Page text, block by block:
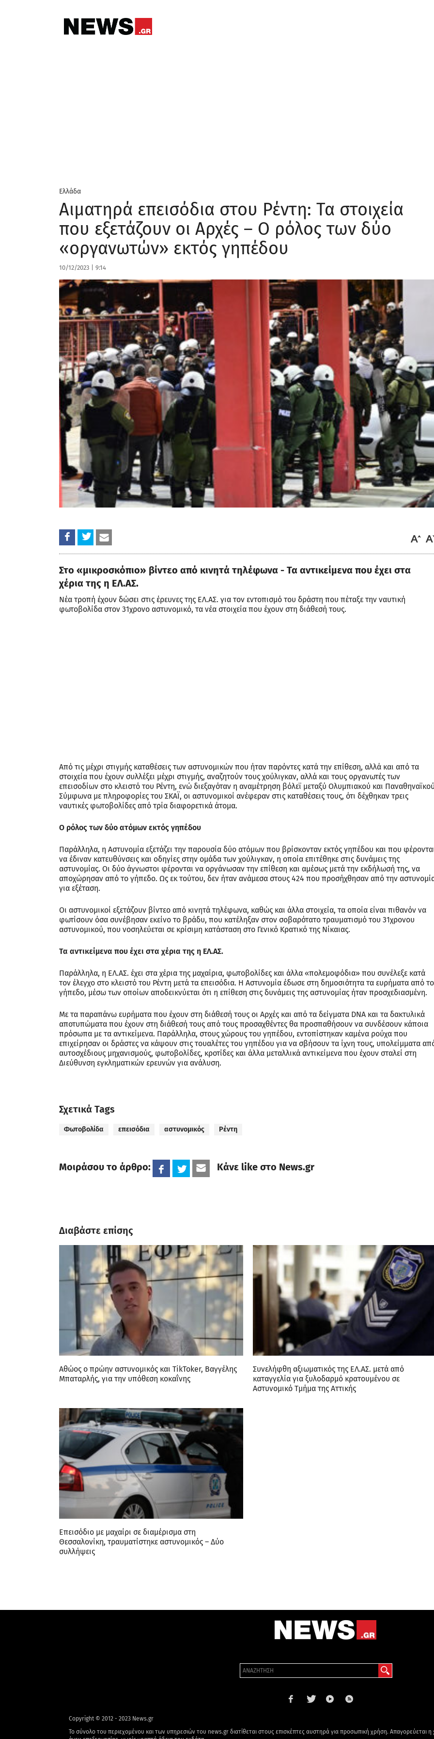
Ελλάδα
Αιματηρά επεισόδια στου Ρέντη: Τα στοιχεία
που εξετάζουν οι Αρχές – Ο ρόλος των δύο
«οργανωτών» εκτός γηπέδου
10/12/2023 9:14
Στο «μικροσκόπιο» βίντεο από κινητά τηλέφωνα - Τα αντικείμενα που έχει στα
χέρια της η ΕΛ.ΑΣ.
Νέα τροπή έχουν δώσει στις έρευνες της ΕΛ.ΑΣ. για τον εντοπισμό του δράστη που πέταξε την ναυτική
φωτοβολίδα στον 31χρονο αστυνομικό, τα νέα στοιχεία που έχουν στη διάθεσή τους.
Από τις μέχρι στιγμής καταθέσεις των αστυνομικών που ήταν παρόντες κατά την επίθεση, αλλά και από τα
στοιχεία που έχουν συλλέξει μέχρι στιγμής, αναζητούν τους χούλιγκαν, αλλά και τους οργανωτές των
επεισοδίων στο κλειστό του Ρέντη, ενώ διεξαγόταν η αναμέτρηση βόλεϊ μεταξύ Ολυμπιακού και
Σύμφωνα με πληροφορίες του ΣΚΑΪ, οι αστυνομικοί ανέφεραν στις καταθέσεις τους, ότι δέχθηκαν τρεις
ναυτικές φωτοβολίδες από τρία διαφορετικά άτομα.
Ο ρόλος των δύο ατόμων εκτός γηπέδου
Παράλληλα, η Αστυνομία εξετάζει την παρουσία δύο ατόμων που βρίσκονταν εκτός γηπέδου και που
να έδιναν κατευθύνσεις και οδηγίες στην ομάδα των χούλιγκαν, η οποία επιτέθηκε στις δυνάμεις της
αστυνομίας. Οι δύο άγνωστοι φέρονται να οργάνωσαν την επίθεση και αμέσως μετά την εκδήλωσή της, να
αποχώρησαν από το γήπεδο. Ως εκ τούτου, δεν ήταν ανάμεσα στους 424 που προσήχθησαν από την
για εξέταση.
Οι αστυνομικοί εξετάζουν βίντεο από κινητά τηλέφωνα, καθώς και άλλα στοιχεία, τα οποία είναι πιθανόν να
φωτίσουν όσα συνέβησαν εκείνο το βράδυ, που κατέληξαν στον σοβαρότατο τραυματισμό του 31χρονου
αστυνομικού, που νοσηλεύεται σε κρίσιμη κατάσταση στο Γενικό Κρατικό της Νίκαιας.
Τα αντικείμενα που έχει στα χέρια της η ΕΛ.ΑΣ.
Παράλληλα, η ΕΛ.ΑΣ. έχει στα χέρια της μαχαίρια, φωτοβολίδες και άλλα «πολεμοφόδια» που συνέλεξε κατά
τον έλεγχο στο κλειστό του Ρέντη μετά τα επεισόδια. Η Αστυνομία έδωσε στη δημοσιότητα τα ευρήματα από το
γήπεδο, μέσω των οποίων αποδεικνύεται ότι η επίθεση στις δυνάμεις της αστυνομίας ήταν προσχεδιασμένη.
Με τα παραπάνω ευρήματα που έχουν στη διάθεσή τους οι Αρχές και από τα δείγματα DNA και τα δακτυλικά
αποτυπώματα που έχουν στη διάθεσή τους από τους προσαχθέντες θα προσπαθήσουν να συνδέσουν κάποια
πρόσωπα με τα αντικείμενα. Παράλληλα, στους χώρους του γηπέδου, εντοπίστηκαν καμένα ρούχα που
επιχείρησαν οι δράστες να κάψουν στις τουαλέτες του γηπέδου για να σβήσουν τα ίχνη τους, υπολείμματα
αυτοσχέδιους μηχανισμούς, φωτοβολίδες, κροτίδες και άλλα μεταλλικά αντικείμενα που έχουν σταλεί στη
Διεύθυνση εγκληματικών ερευνών για ανάλυση.
Σχετικά Tags
Φωτοβολίδα επεισόδια αστυνομικός Ρέντη
Μοιράσου το άρθρο: Κάνε like στο News.gr
Διαβάστε επίσης
Αθώος ο πρώην αστυνομικός και TikToker, Βαγγέλης
Μπαταρλής, για την υπόθεση κοκαΐνης
Συνελήφθη αξιωματικός της ΕΛ.ΑΣ. μετά από
καταγγελία για ξυλοδαρμό κρατουμένου σε
Αστυνομικό Τμήμα της Αττικής
Επεισόδιο με μαχαίρι σε διαμέρισμα στη
Θεσσαλονίκη, τραυματίστηκε αστυνομικός – Δύο
συλλήψεις
Copyright © 2012 - 2023 News.gr
Το σύνολο του περιεχομένου και των υπηρεσιών του news.gr διατίθεται στους επισκέπτες αυστηρά για προσωπική χρήση.